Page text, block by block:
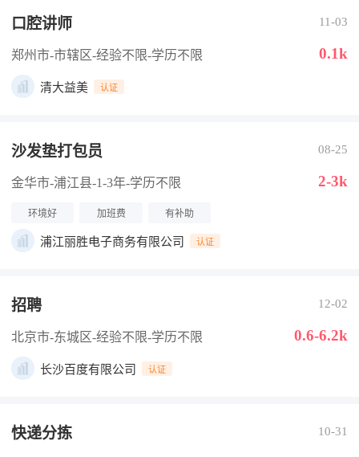
口腔讲师 11-03
郑州市-市辖区-经验不限-学历不限 0.1k
清大益美 认证
沙发垫打包员 08-25
金华市-浦江县-1-3年-学历不限 2-3k
环境好 加班费 有补助
浦江丽胜电子商务有限公司 认证
招聘 12-02
北京市-东城区-经验不限-学历不限 0.6-6.2k
长沙百度有限公司 认证
快递分拣 10-31